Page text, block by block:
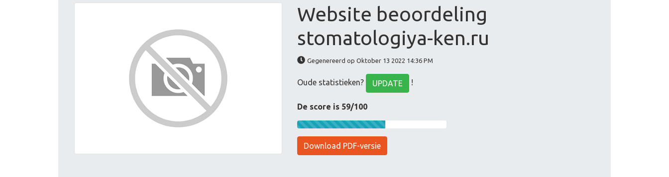
Website beoordeling
stomatologiya-ken.ru
Gegenereerd op Oktober 13 2022 14:36 PM
Oude statistieken? UPDATE !
De score is 59/100
Download PDF-versie